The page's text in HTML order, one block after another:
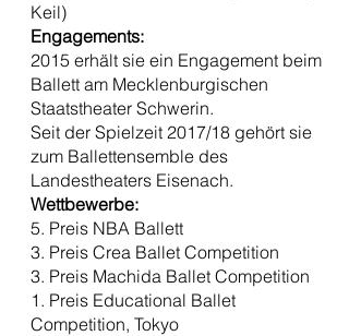
Keil)
Engagements:
2015 erhält sie ein Engagement beim
Ballett am Mecklenburgischen
Staatstheater Schwerin.
Seit der Spielzeit 2017/18 gehört sie
zum Ballettensemble des
Landestheaters Eisenach.
Wettbewerbe:
5. Preis NBA Ballett
3. Preis Crea Ballet Competition
3. Preis Machida Ballet Competition
1. Preis Educational Ballet
Competition, Tokyo